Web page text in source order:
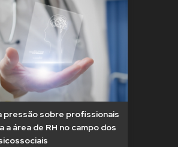
pressão sobre profissionais
a área de RH no campo dos